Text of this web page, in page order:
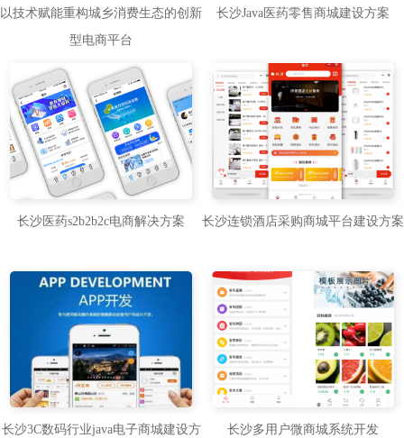
以技术赋能重构城乡消费生态的创新
型电商平台
长沙Java医药零售商城建设方案
长沙医药s2b2b2c电商解决方案 长沙连锁酒店采购商城平台建设方案
长沙3C数码行业java电子商城建设方
长沙多用户微商城系统开发